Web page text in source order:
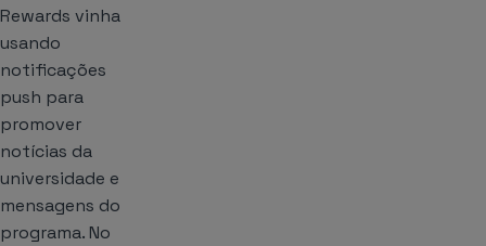
Rewards vinha
usando
notificações
push para
promover
notícias da
universidade e
mensagens do
programa. No